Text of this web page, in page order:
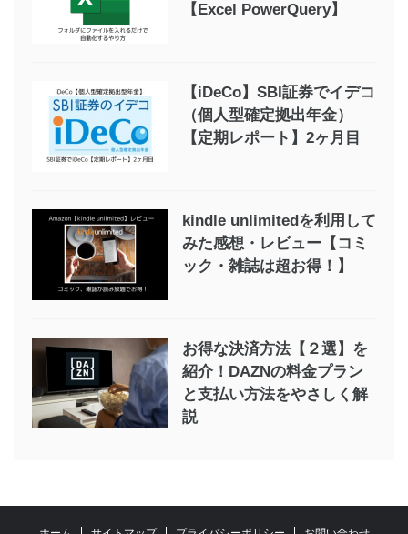
【Excel PowerQuery】
【iDeCo】SBI証券でイデコ
（個人型確定拠出年金）
【定期レポート】2ヶ月目
kindle unlimitedを利用して
みた感想・レビュー【コミ
ック・雑誌は超お得！】
お得な決済方法【２選】を
紹介！DAZNの料金プラン
と支払い方法をやさしく解
説